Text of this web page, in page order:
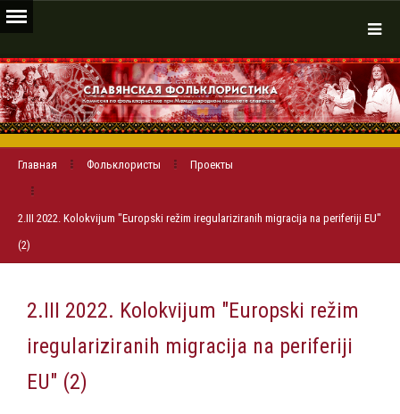
Главная Фольклористы Проекты
2.III 2022. Kolokvijum "Europski režim iregulariziranih migracija na periferiji EU"
(2)
2.III 2022. Kolokvijum "Europski režim
iregulariziranih migracija na periferiji
EU" (2)